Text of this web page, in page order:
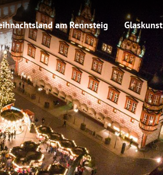
am Rennsteig Glaskunst